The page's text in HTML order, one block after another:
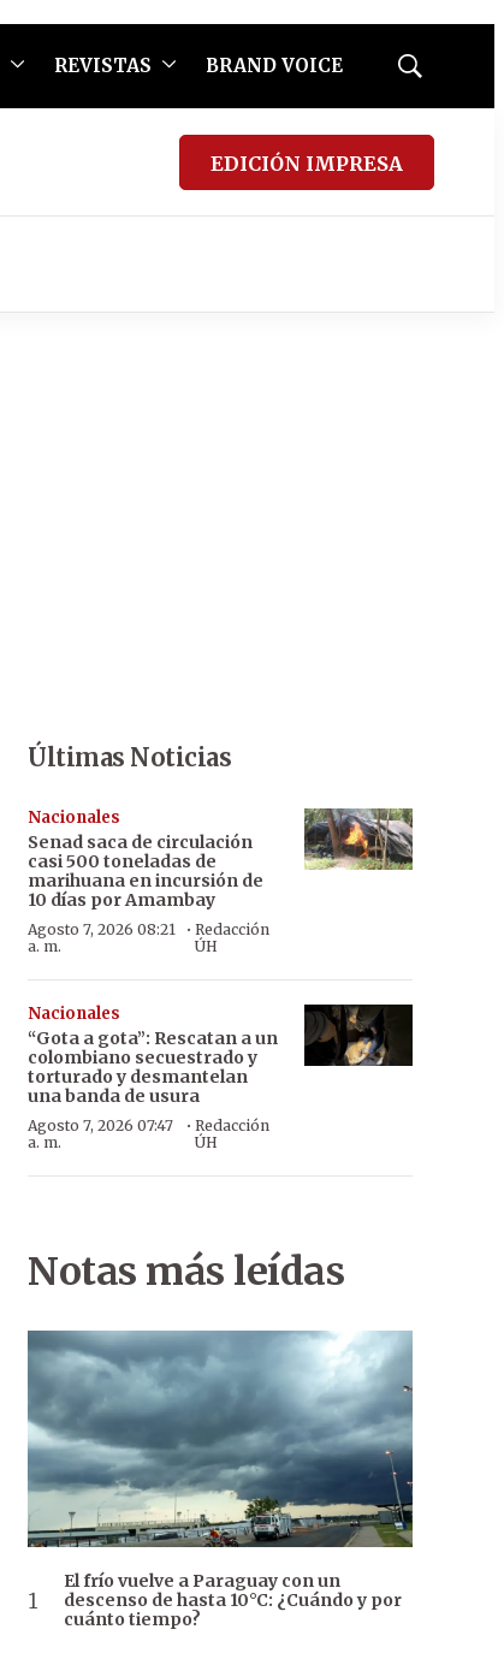
REVISTAS BRAND VOICE
Mostrar
EDICIÓN IMPRESA
Últimas Noticias
Nacionales
Senad saca de circulación
casi 500 toneladas de
marihuana en incursión de
10 días por Amambay
Agosto 7, 2026 08:21
a. m.
·Redacción
ÚH
Nacionales
“Gota a gota”: Rescatan a un
colombiano secuestrado y
torturado y desmantelan
una banda de usura
Agosto 7, 2026 07:47
a. m.
· Redacción
ÚH
Notas más leídas
El frío vuelve a Paraguay con un
descenso de hasta 10°C: ¿Cuándo y por
cuánto tiempo?